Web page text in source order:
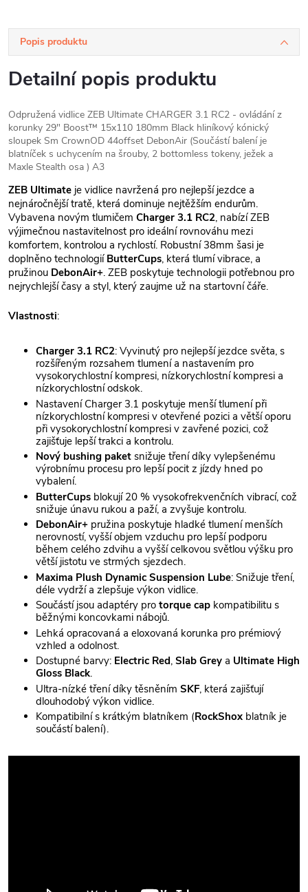
Popis produktu
Detailní popis produktu
Odpružená vidlice ZEB Ultimate CHARGER 3.1 RC2 - ovládání z
korunky 29" Boost™ 15x110 180mm Black hliníkový kónický
sloupek Sm CrownOD 44offset DebonAir (Součástí balení je
blatníček s uchycením na šrouby, 2 bottomless tokeny, ježek a
Maxle Stealth osa ) A3
ZEB Ultimate je vidlice navržená pro nejlepší jezdce a
nejnáročnější tratě, která dominuje nejtěžším endurům.
Vybavena novým tlumičem Charger 3.1 RC2, nabízí ZEB
výjimečnou nastavitelnost pro ideální rovnováhu mezi
komfortem, kontrolou a rychlostí. Robustní 38mm šasi je
doplněno technologií ButterCups, která tlumí vibrace, a
pružinou DebonAir+. ZEB poskytuje technologii potřebnou pro
nejrychlejší časy a styl, který zaujme už na startovní čáře.
Vlastnosti:
Charger 3.1 RC2: Vyvinutý pro nejlepší jezdce světa, s
rozšířeným rozsahem tlumení a nastavením pro
vysokorychlostní kompresi, nízkorychlostní kompresi a
nízkorychlostní odskok.
Nastavení Charger 3.1 poskytuje menší tlumení při
nízkorychlostní kompresi v otevřené pozici a větší oporu
při vysokorychlostní kompresi v zavřené pozici, což
zajišťuje lepší trakci a kontrolu.
Nový bushing paket snižuje tření díky vylepšenému
výrobnímu procesu pro lepší pocit z jízdy hned po
vybalení.
ButterCups blokují 20 % vysokofrekvenčních vibrací, což
snižuje únavu rukou a paží, a zvyšuje kontrolu.
DebonAir+ pružina poskytuje hladké tlumení menších
nerovností, vyšší objem vzduchu pro lepší podporu
během celého zdvihu a vyšší celkovou světlou výšku pro
větší jistotu ve strmých sjezdech.
Maxima Plush Dynamic Suspension Lube: Snižuje tření,
déle vydrží a zlepšuje výkon vidlice.
Součástí jsou adaptéry pro torque cap kompatibilitu s
běžnými koncovkami nábojů.
Lehká opracovaná a eloxovaná korunka pro prémiový
vzhled a odolnost.
Dostupné barvy: Electric Red, Slab Grey a Ultimate High
Gloss Black.
Ultra-nízké tření díky těsněním SKF, která zajišťují
dlouhodobý výkon vidlice.
Kompatibilní s krátkým blatníkem (RockShox blatník je
součástí balení).